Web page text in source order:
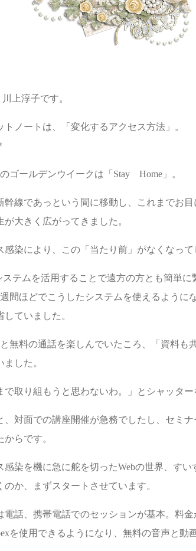
上淳子です。
ノートは、「変化するアクセス方法」。
ゴールデンウイークは「Stay Home」。
幹線であっという間に移動し、これまでお
が大きく広がってきました。
感染により、この「当たり前」がなくなって
ステムを活用することで遠方の方とも簡単
間ほどでこうしたシステムを使えるように
ていました。
無料の通話を楽しんでいたころ、「資料も
した。
で取り組もうと思わないわ。」とシャッター
、対面での講座開催が急務でしたし、セミ
らです。
感染を機に急に舵を切ったWebの世界、す
か、まずスタートさせています。
電話、携帯電話でのセッションが基本。料金
を使用できるようになり、無料の音声と動